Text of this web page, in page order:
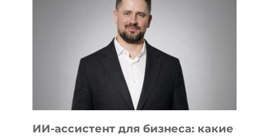
КОТОРЫЕ
РАЗВИВАЮТ
ТЕХНОЛОГИЧЕСКОЕ
ОБРАЗОВАНИЕ
ТАДЖИКИСТАНА
ИИ-ассистент для бизнеса: какие